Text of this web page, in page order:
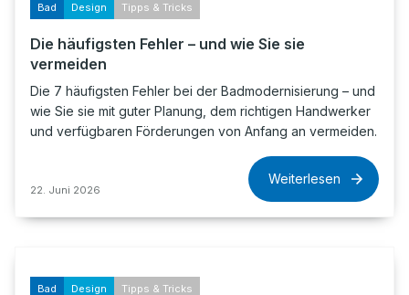
Bad Design Tipps & Tricks
Die häufigsten Fehler – und wie Sie sie
vermeiden
Die 7 häufigsten Fehler bei der Badmodernisierung – und
wie Sie sie mit guter Planung, dem richtigen Handwerker
und verfügbaren Förderungen von Anfang an vermeiden.
22. Juni 2026
Weiterlesen
Bad Design Tipps & Tricks